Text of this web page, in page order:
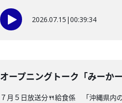
2026.07.15 |00:39:34
オープニングトーク「みーか
７月５日放送分🍴給食係 「沖縄県